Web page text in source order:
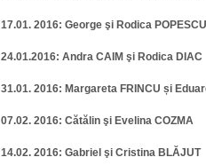
17.01. 2016: George şi Rodica POPESCU
24.01.2016: Andra CAIM şi Rodica DIAC
31.01. 2016: Margareta FRINCU și
07.02. 2016: Cătălin şi Evelina COZMA
14.02. 2016: Gabriel şi Cristina BLĂJUT